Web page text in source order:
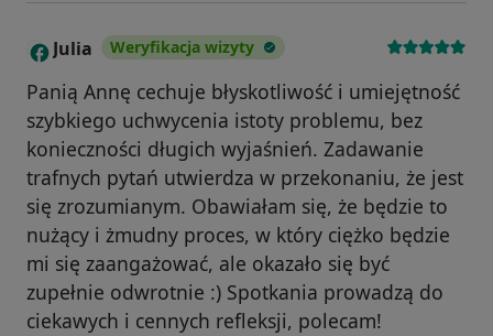
J Julia Weryfikacja wizyty
Panią Annę cechuje błyskotliwość i umiejętność
szybkiego uchwycenia istoty problemu, bez
konieczności długich wyjaśnień. Zadawanie
trafnych pytań utwierdza w przekonaniu, że jest
się zrozumianym. Obawiałam się, że będzie to
nużący i żmudny proces, w który ciężko będzie
mi się zaangażować, ale okazało się być
zupełnie odwrotnie :) Spotkania prowadzą do
ciekawych i cennych refleksji, polecam!